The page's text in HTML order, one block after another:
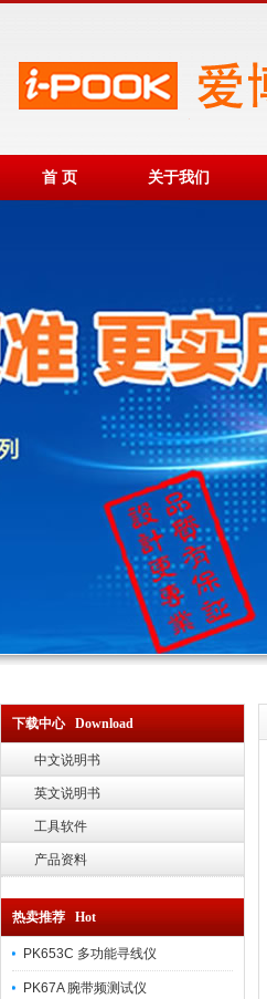
首 页 关于我们
下载中心 Download
中文说明书
英文说明书
工具软件
产品资料
热卖推荐 Hot
PK653C 多功能寻线仪
PK67A 腕带频测试仪